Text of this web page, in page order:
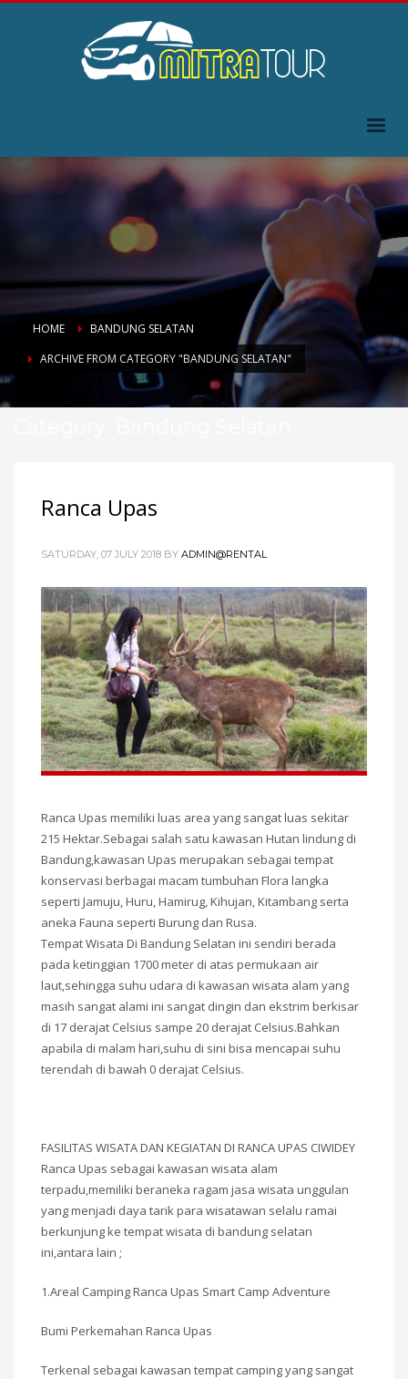
HOME
BANDUNG SELATAN
ARCHIVE FROM CATEGORY "BANDUNG SELATAN"
Ranca Upas
SATURDAY, 07 JULY 2018 BY ADMIN@RENTAL
Ranca Upas memiliki luas area yang sangat luas sekitar
215 Hektar.Sebagai salah satu kawasan Hutan lindung di
Bandung,kawasan Upas merupakan sebagai tempat
konservasi berbagai macam tumbuhan Flora langka
seperti Jamuju, Huru, Hamirug, Kihujan, Kitambang serta
aneka Fauna seperti Burung dan Rusa.
Tempat Wisata Di Bandung Selatan ini sendiri berada
pada ketinggian 1700 meter di atas permukaan air
laut,sehingga suhu udara di kawasan wisata alam yang
masih sangat alami ini sangat dingin dan ekstrim berkisar
di 17 derajat Celsius sampe 20 derajat Celsius.Bahkan
apabila di malam hari,suhu di sini bisa mencapai suhu
terendah di bawah 0 derajat Celsius.
FASILITAS WISATA DAN KEGIATAN DI RANCA UPAS CIWIDEY
Ranca Upas sebagai kawasan wisata alam
terpadu,memiliki beraneka ragam jasa wisata unggulan
yang menjadi daya tarik para wisatawan selalu ramai
berkunjung ke tempat wisata di bandung selatan
ini,antara lain ;
1.Areal Camping Ranca Upas Smart Camp Adventure
Bumi Perkemahan Ranca Upas
Terkenal sebagai kawasan tempat camping yang sangat